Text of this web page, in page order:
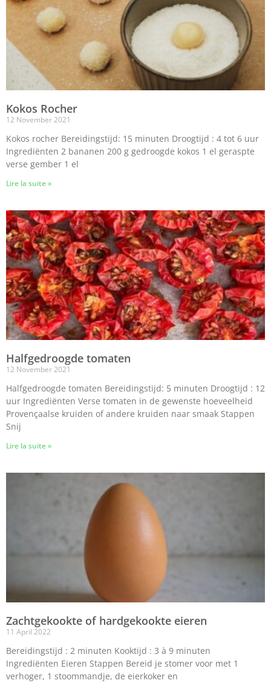
Kokos Rocher
12 November 2021
Kokos rocher Bereidingstijd: 15 minuten Droogtijd : 4 tot 6 uur
Ingrediënten 2 bananen 200 g gedroogde kokos 1 el geraspte
verse gember 1 el
Lire la suite »
Halfgedroogde tomaten
12 November 2021
Halfgedroogde tomaten Bereidingstijd: 5 minuten Droogtijd : 12
uur Ingrediënten Verse tomaten in de gewenste hoeveelheid
Provençaalse kruiden of andere kruiden naar smaak Stappen
Snij
Lire la suite »
Zachtgekookte of hardgekookte eieren
11 April 2022
Bereidingstijd : 2 minuten Kooktijd : 3 à 9 minuten
Ingrediënten Eieren Stappen Bereid je stomer voor met 1
verhoger, 1 stoommandje, de eierkoker en